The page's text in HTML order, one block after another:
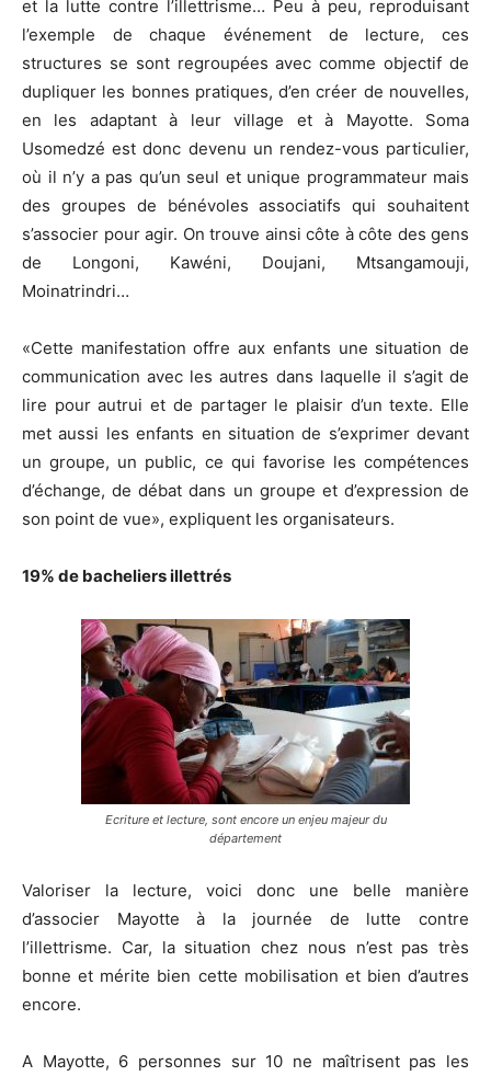
et la lutte contre l’illettrisme… Peu à peu, reproduisant
l’exemple de chaque événement de lecture, ces
structures se sont regroupées avec comme objectif de
dupliquer les bonnes pratiques, d’en créer de nouvelles,
en les adaptant à leur village et à Mayotte. Soma
Usomedzé est donc devenu un rendez-vous particulier,
où il n’y a pas qu’un seul et unique programmateur mais
des groupes de bénévoles associatifs qui souhaitent
s’associer pour agir. On trouve ainsi côte à côte des gens
de Longoni, Kawéni, Doujani, Mtsangamouji,
Moinatrindri…
«Cette manifestation offre aux enfants une situation de
communication avec les autres dans laquelle il s’agit de
lire pour autrui et de partager le plaisir d’un texte. Elle
met aussi les enfants en situation de s’exprimer devant
un groupe, un public, ce qui favorise les compétences
d’échange, de débat dans un groupe et d’expression de
son point de vue», expliquent les organisateurs.
19% de bacheliers illettrés
Ecriture et lecture, sont encore un enjeu majeur du
département
Valoriser la lecture, voici donc une belle manière
d’associer Mayotte à la journée de lutte contre
l’illettrisme. Car, la situation chez nous n’est pas très
bonne et mérite bien cette mobilisation et bien d’autres
encore.
A Mayotte, 6 personnes sur 10 ne maîtrisent pas les